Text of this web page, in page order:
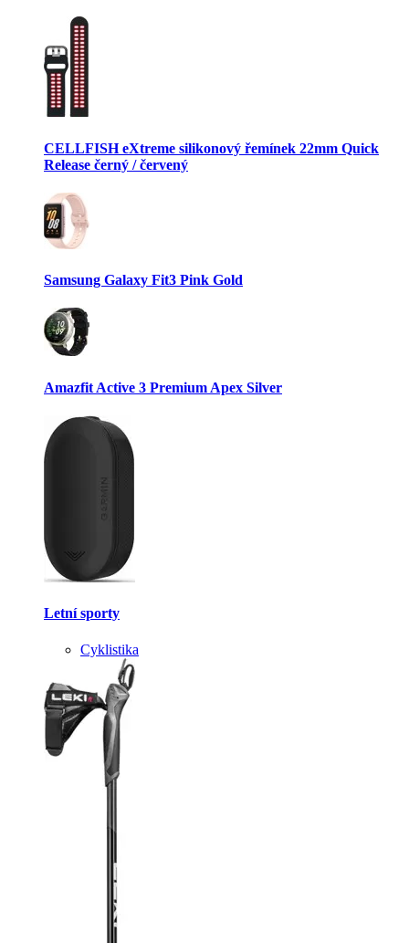
CELLFISH eXtreme silikonový řemínek 22mm Quick
Release černý / červený
Samsung Galaxy Fit3 Pink Gold
Amazfit Active 3 Premium Apex Silver
Letní sporty
Cyklistika